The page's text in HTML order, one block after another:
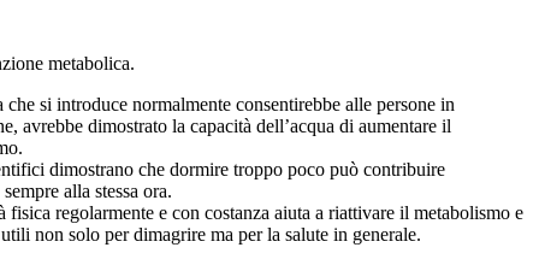
metabolica.
si introduce normalmente consentirebbe alle persone in
avrebbe dimostrato la capacità dell’acqua di aumentare il
dimostrano che dormire troppo poco può contribuire
alla stessa ora.
regolarmente e con costanza aiuta a riattivare il metabolismo e
non solo per dimagrire ma per la salute in generale.